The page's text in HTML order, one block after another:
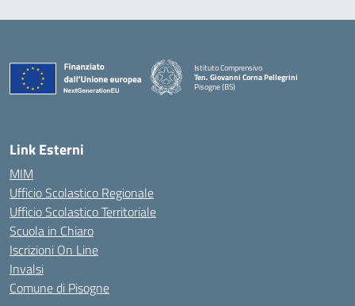
Istituto Comprensivo
Ten. Giovanni Corna Pellegrini
Pisogne (BS)
— Visita la pagina iniziale della scuola
Link Esterni
MIM
Ufficio Scolastico Regionale
Ufficio Scolastico Territoriale
Scuola in Chiaro
Iscrizioni On Line
Invalsi
Comune di Pisogne